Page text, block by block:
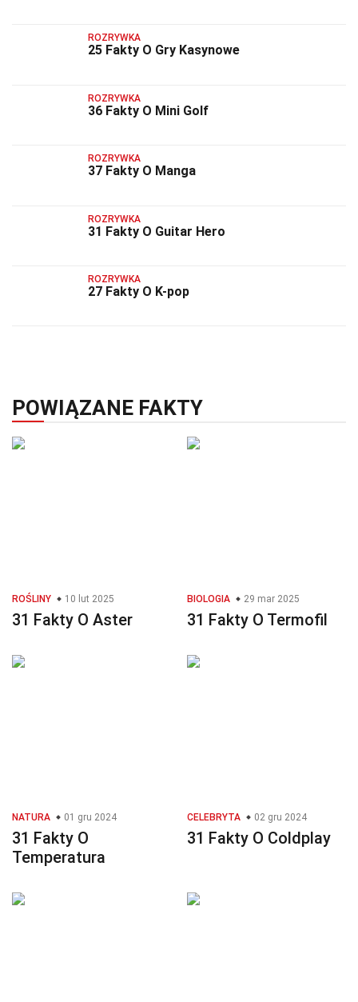
ROZRYWKA
25 Fakty O Gry Kasynowe
ROZRYWKA
36 Fakty O Mini Golf
ROZRYWKA
37 Fakty O Manga
ROZRYWKA
31 Fakty O Guitar Hero
ROZRYWKA
27 Fakty O K-pop
POWIĄZANE FAKTY
ROŚLINY 10 lut 2025
31 Fakty O Aster
BIOLOGIA 29 mar 2025
31 Fakty O Termofil
NATURA 01 gru 2024
31 Fakty O
Temperatura
CELEBRYTA 02 gru 2024
31 Fakty O Coldplay